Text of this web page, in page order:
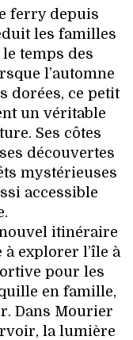
ferry depuis
les familles
temps des
l’automne
dorées, ce petit
un véritable
Ses côtes
découvertes
mystérieuses
accessible
itinéraire
explorer l’île à
pour les
en famille,
Dans Mourier
la lumière